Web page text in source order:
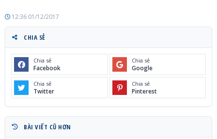
12:36 01/12/2017
CHIA SẺ
Chia sẻ
Facebook
Chia sẻ
Google
Chia sẻ
Twitter
Chia sẻ
Pinterest
BÀI VIẾT CŨ HƠN